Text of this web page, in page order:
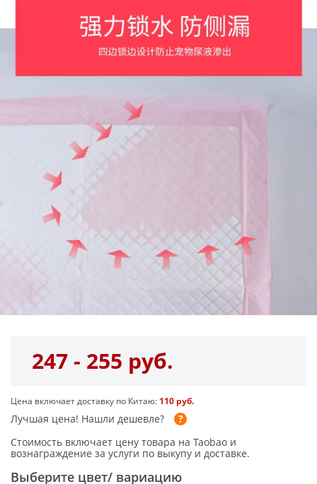
247 - 255 руб.
Цена включает доставку по Китаю: 110 руб.
Лучшая цена! Нашли дешевле?
Стоимость включает цену товара на Taobao и
вознаграждение за услуги по выкупу и доставке.
Выберите цвет/ вариацию